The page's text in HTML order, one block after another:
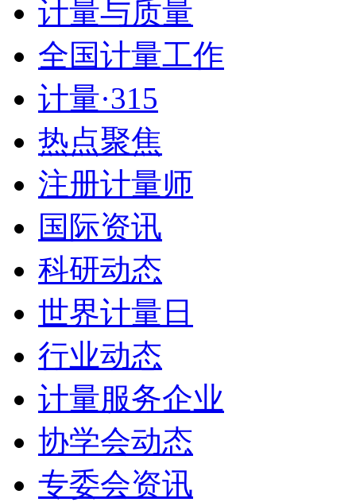
计量与质量
全国计量工作
计量·315
热点聚焦
注册计量师
国际资讯
科研动态
世界计量日
行业动态
计量服务企业
协学会动态
专委会资讯